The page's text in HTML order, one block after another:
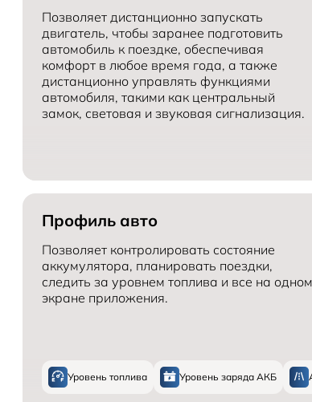
Позволяет дистанционно запускать
двигатель, чтобы заранее подготовить
автомобиль к поездке, обеспечивая
комфорт в любое время года, а также
дистанционно управлять функциями
автомобиля, такими как центральный
замок, световая и звуковая сигнализация.
Профиль авто
Позволяет контролировать состояние
аккумулятора, планировать поездки,
следить за уровнем топлива и все на одном
экране приложения.
Уровень топлива Уровень заряда АКБ